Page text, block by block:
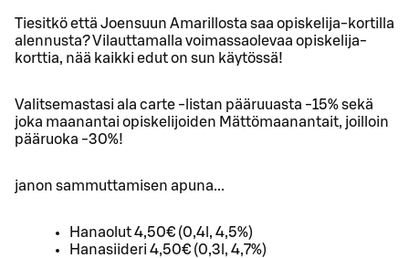
Tiesitkö että Joensuun Amarillosta saa opiskelija-kortilla
alennusta? Vilauttamalla voimassaolevaa opiskelija-
korttia, nää kaikki edut on sun käytössä!
Valitsemastasi ala carte -listan pääruuasta -15% sekä
joka maanantai opiskelijoiden Mättömaanantait, joilloin
pääruoka -30%!
janon sammuttamisen apuna...
Hanaolut 4,50€ (0,4l, 4,5%)
Hanasiideri 4,50€ (0,3l, 4,7%)